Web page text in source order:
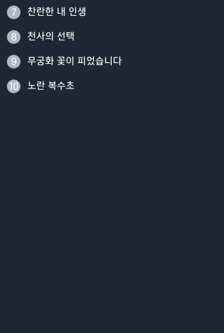
7 찬란한 내 인생
8 천사의 선택
9 무궁화 꽃이 피었습니다
10 노란 복수초